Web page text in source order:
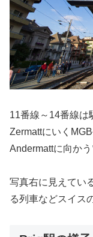
11番線～14番線は
Zermattにいく
Andermattに向か
写真右に見えてい
る列車などスイス